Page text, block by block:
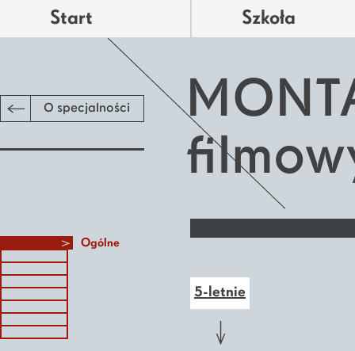
Start Szkoła
O specjalności
5-letnie
Ogólne